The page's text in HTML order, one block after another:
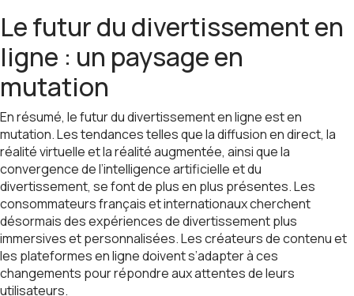
Le futur du divertissement en
ligne : un paysage en
mutation
En résumé, le futur du divertissement en ligne est en
mutation. Les tendances telles que la diffusion en direct, la
réalité virtuelle et la réalité augmentée, ainsi que la
convergence de l’intelligence artificielle et du
divertissement, se font de plus en plus présentes. Les
consommateurs français et internationaux cherchent
désormais des expériences de divertissement plus
immersives et personnalisées. Les créateurs de contenu et
les plateformes en ligne doivent s’adapter à ces
changements pour répondre aux attentes de leurs
utilisateurs.